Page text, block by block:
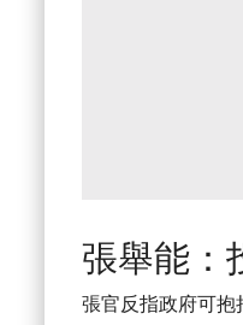
張舉能：
張官反指政府可抱